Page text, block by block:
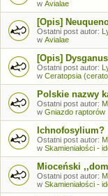
w Avialae
[Opis]
Ostatni post autor:
w Avialae
[Opis] Dysganus
Ostatni post autor:
w Ceratopsia
Polskie nazwy
Ostatni post autor:
w Gniazdo raptorów
Ichnofosylium?
Ostatni post autor:
w Skamieniałości -
Mioceński
Ostatni post autor:
w Skamieniałości -